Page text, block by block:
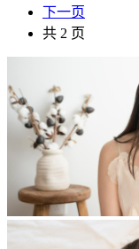
下一页
共 2 页